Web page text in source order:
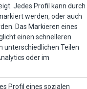
Jedes Profil kann durch
werden, oder auch
Das Markieren eines
einen schnelleren
unterschiedlichen Teilen
oder im
Profil eines sozialen